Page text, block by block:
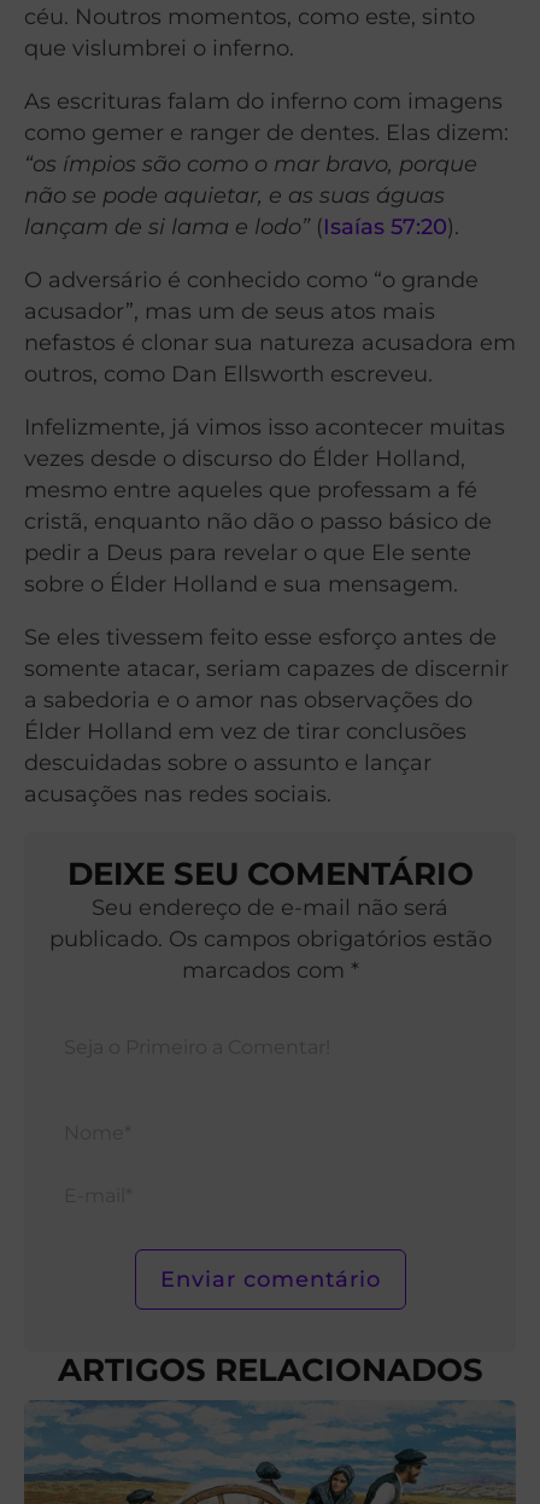
céu. Noutros momentos, como este, sinto
que vislumbrei o inferno.
As escrituras falam do inferno com imagens
como gemer e ranger de dentes. Elas dizem:
“os ímpios são como o mar bravo, porque
não se pode aquietar, e as suas águas
lançam de si lama e lodo”(Isaías 57:20).
O adversário é conhecido como “o grande
acusador”, mas um de seus atos mais
nefastos é clonar sua natureza acusadora em
outros, como Dan Ellsworth escreveu.
Infelizmente, já vimos isso acontecer muitas
vezes desde o discurso do Élder Holland,
mesmo entre aqueles que professam a fé
cristã, enquanto não dão o passo básico de
pedir a Deus para revelar o que Ele sente
sobre o Élder Holland e sua mensagem.
Se eles tivessem feito esse esforço antes de
somente atacar, seriam capazes de discernir
a sabedoria e o amor nas observações do
Élder Holland em vez de tirar conclusões
descuidadas sobre o assunto e lançar
acusações nas redes sociais.
DEIXE SEU COMENTÁRIO
Seu endereço de e-mail não será
publicado. Os campos obrigatórios estão
marcados com *
ARTIGOS RELACIONADOS